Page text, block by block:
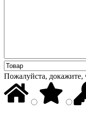
Пожалуйста, докажите,